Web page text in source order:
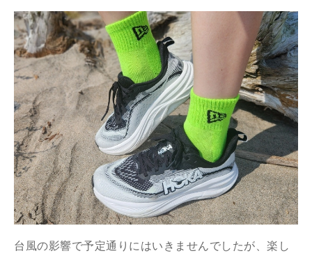
台風の影響で予定通りにはいきませんでしたが、楽し